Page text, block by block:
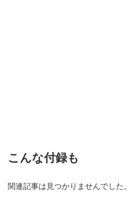
こんな付録も
関連記事は見つかりませんでした。